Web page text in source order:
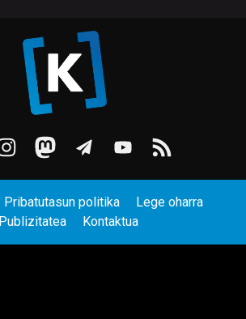
Pribatutasun politika
Lege oharra
Publizitatea
Kontaktua